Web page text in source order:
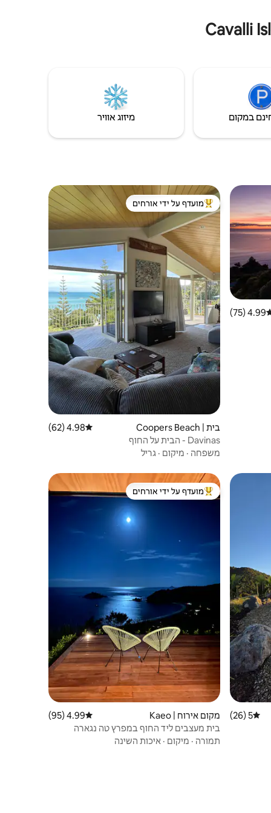
במקום מיזוג אוויר
ממוצע של 4.99 מתוך 5, 75 ביקורות
4.99 (75)
מוביל בקרב נכסים מועדפים על ידי אורחים
מועדף על ידי אורחים
בית | Coopers Beach דירוג ממוצע של 4.98 מתוך 5, 62 ביקורות
4.98 (62)
Davinas - הבית על החוף
משפחה · מיקום · גריל
דירוג ממוצע של 5 מתוך 5, 26 ביקורות
5 (26)
מוביל בקרב נכסים מועדפים על ידי אורחים
מועדף על ידי אורחים
מקום אירוח | Kaeo דירוג ממוצע של 4.99 מתוך 5, 95 ביקורות
4.99 (95)
בית מעצבים ליד החוף במפרץ טה נגארה
היפהפה
תמורה · מיקום · איכות השינה